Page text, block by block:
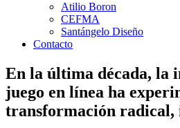
Atilio Boron
CEFMA
Santángelo Diseño
Contacto
En la última década, la
juego en línea ha
transformación radical,